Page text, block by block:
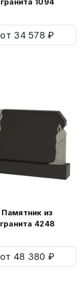
от 34 578 ₽
Памятник из
гранита 4248
от 48 380 ₽